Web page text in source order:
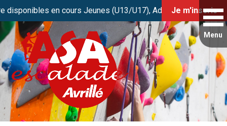
en cours Jeunes (U13/U17), Adultes et StageJe m'inscris
Passer
au
contenu
Club de grimpe FFME d’Avrillé / Angers